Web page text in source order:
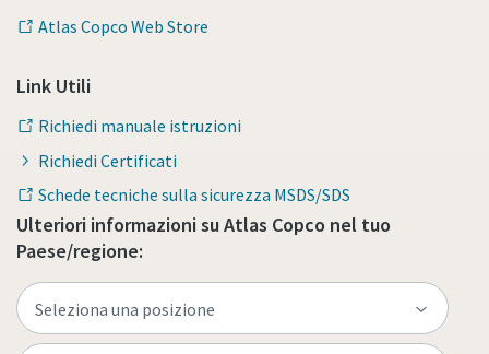
Atlas Copco Web Store
Link Utili
Richiedi manuale istruzioni
Richiedi Certificati
Schede tecniche sulla sicurezza MSDS/SDS
Ulteriori informazioni su Atlas Copco nel tuo
Paese/regione: